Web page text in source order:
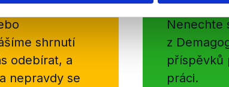
shrnutí
odebírat, a
nepravdy se
Nenechte
z
příspěvků
práci.